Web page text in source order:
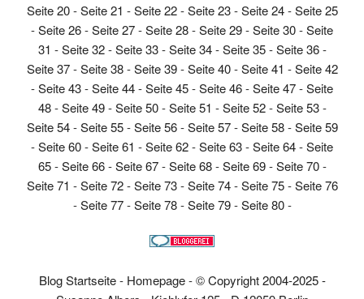
Seite 20-Seite 21 -Seite 22-Seite 23-Seite 24-Seite 25
-Seite 26-Seite 27-Seite 28-Seite 29-Seite 30-Seite
31 -Seite 32-Seite 33-Seite 34-Seite 35-Seite 36-
Seite 37-Seite 38-Seite 39-Seite 40-Seite 41 -Seite 42
-Seite 43-Seite 44-Seite 45-Seite 46-Seite 47-Seite
48-Seite 49-Seite 50-Seite 51 -Seite 52-Seite 53-
Seite 54-Seite 55-Seite 56-Seite 57-Seite 58-Seite 59
-Seite 60-Seite 61 -Seite 62-Seite 63-Seite 64-Seite
65-Seite 66-Seite 67-Seite 68-Seite 69-Seite 70-
Seite 71 -Seite 72-Seite 73-Seite 74-Seite 75-Seite 76
-Seite 77-Seite 78-Seite 79-Seite 80-
Blog Startseite- Homepage-© Copyright 2004-2025 -